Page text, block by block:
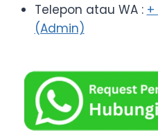
Telepon atau WA : +
(Admin)